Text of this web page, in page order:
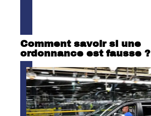
Comment savoir si une
ordonnance est fausse ?